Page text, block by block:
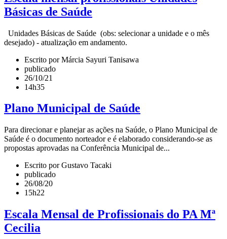
Básicas de Saúde
Unidades Básicas de Saúde (obs: selecionar a unidade e o mês
desejado) - atualização em andamento.
Escrito por Márcia Sayuri Tanisawa
publicado
26/10/21
14h35
Plano Municipal de Saúde
Para direcionar e planejar as ações na Saúde, o Plano Municipal de
Saúde é o documento norteador e é elaborado considerando-se as
propostas aprovadas na Conferência Municipal de...
Escrito por Gustavo Tacaki
publicado
26/08/20
15h22
Escala Mensal de Profissionais do PA Mª
Cecilia